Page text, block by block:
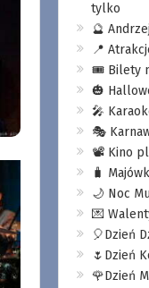
tylko
🔮
📍
🎟️ Bilety
🎃
🎤
🎭
📽️ Kino
🧳
🌙 Noc
💌
🎈Dzień
🌷Dzień
🌹Dzień